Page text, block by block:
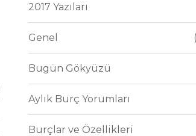
2017 Yazıları
Genel
Bugün Gökyüzü
Aylık Burç Yorumları
Burçlar ve Özellikleri